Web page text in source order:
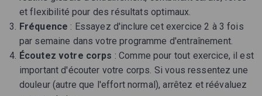
et flexibilité pour des résultats optimaux.
Fréquence : Essayez d'inclure cet exercice 2 à 3 fois
par semaine dans votre programme d'entraînement.
Écoutez votre corps : Comme pour tout exercice, il est
important d'écouter votre corps. Si vous ressentez une
douleur (autre que l'effort normal), arrêtez et réévaluez